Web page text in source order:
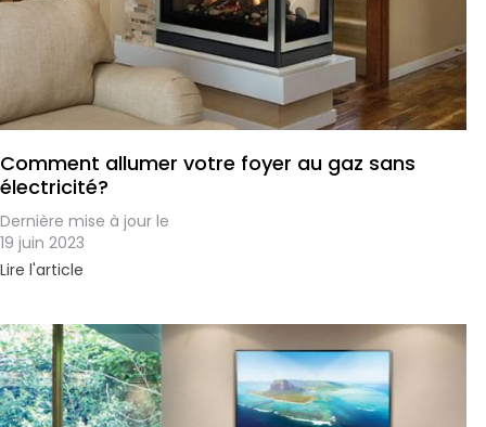
Comment allumer votre foyer au gaz sans
électricité?
Dernière mise à jour le
19 juin 2023
Lire l'article